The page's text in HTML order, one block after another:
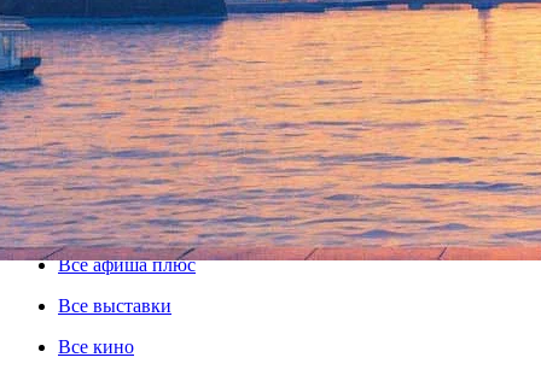
"Лендок" приглашает
почувствовать Грузию
24 ноября 2015, вторник,13.00-29 ноября 2015, воскресенье
Версия для печати
Все афиша плюс
Все выставки
Все кино